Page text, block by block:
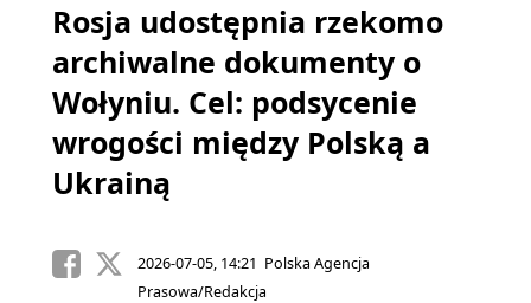
Rosja udostępnia rzekomo
archiwalne dokumenty o
Wołyniu. Cel: podsycenie
wrogości między Polską a
Ukrainą
2026-07-05, 14:21 Polska Agencja
Prasowa/Redakcja